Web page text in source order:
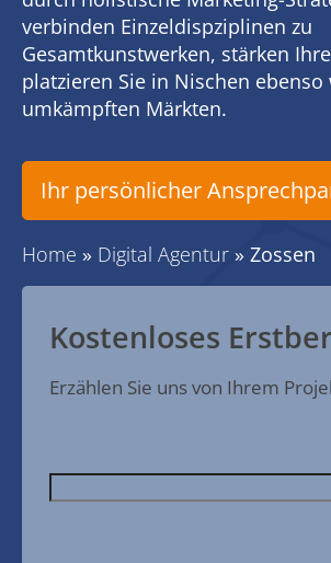
verbinden Einzeldispziplinen zu
Gesamtkunstwerken, stärken
platzieren Sie in Nischen ebenso
umkämpften Märkten.
Ihr persönlicher
Home » Digital Agentur » Zossen
Kostenloses
Erzählen Sie uns von Ihrem